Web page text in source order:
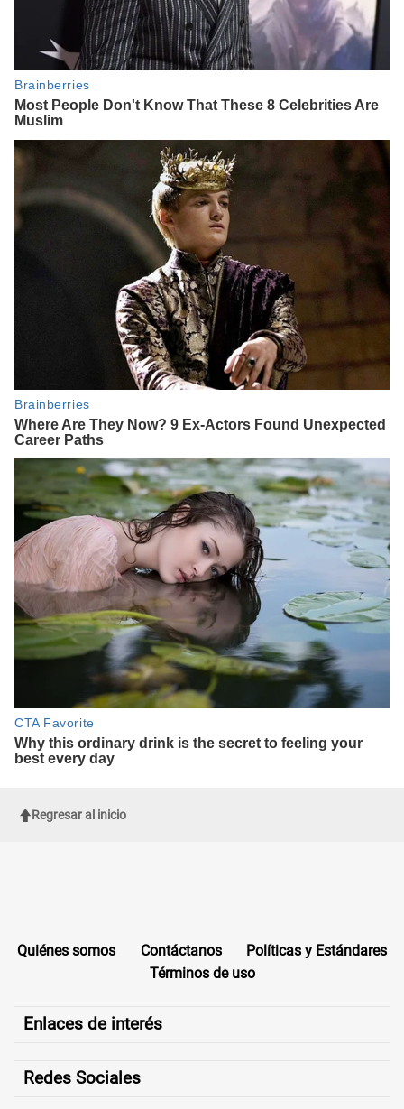
Regresar al inicio
Quiénes somos Contáctanos
Políticas y Estándares
Términos de uso
Enlaces de interés
Redes Sociales